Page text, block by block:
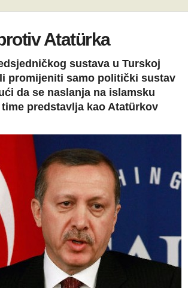
Atatürka
sustava u Turskoj
promijeniti samo politički sustav
da se naslanja na islamsku
predstavlja kao Atatürkov